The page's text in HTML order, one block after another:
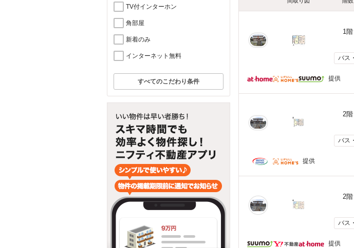
TV付インターホン
角部屋
新着のみ
インターネット無料
すべてのこだわり条件
1階
バス
提供
2階
バス
提供
2階
バス
提供